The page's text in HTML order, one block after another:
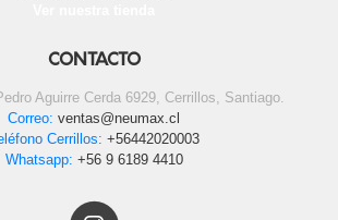
CONTACTO
Aguirre Cerda 6929, Cerrillos, Santiago.
Correo: ventas@neumax.cl
Cerrillos: +56442020003
Whatsapp: +56 9 6189 4410